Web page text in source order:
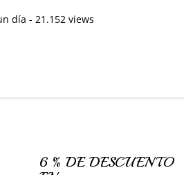
día - 21.152 views
6 % DE DESCUENTO